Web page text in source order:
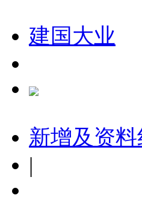
建国大业
新增及资
|